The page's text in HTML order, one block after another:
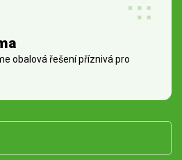
obalová řešení příznivá pro